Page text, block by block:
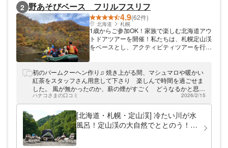
2 野あそびベース フリルフスリフ
4.9(62件)
北海道 札幌
1歳からご参加OK！家族で楽しむ北海道アウ
トドアツアーを開催！私たちは、札幌定山渓
をベースとし、アクティビティツアーを行っ
と「気ままなアウトドアライフ」「屋外での
暮らし」を意味し、自然に囲まれてありのま
まに暮らすことを指します。 まだまだ計り
知れない北海道、札幌、定山渓の豊かな自然
を通して、誰でも、年齢関係なく、アウトド
アを気軽に楽しめるような時間をご提供いた
します。
初のバームクーヘン作り♫ 焼き上がる間、マシュマロや暖かい
紅茶をスタッフさん用意して下さり 楽しんで時間を過ごせま
した。 風が無かったのか、薪の煙がすごく どうなるかと思い
ましたが スタッフさん直ぐに気付いてくれて テントから薪
を出し 外で快適に出来立てのバームクーヘンを食べる事が出
来ました♫ 楽しい一時をありがとうございます😊 貴重な体験で
した〜
ハナコさまの口コミ 2026/2/15
[北海道・札幌・定山渓] 冷たい川が水
風呂！定山渓の大自然でととのう！～